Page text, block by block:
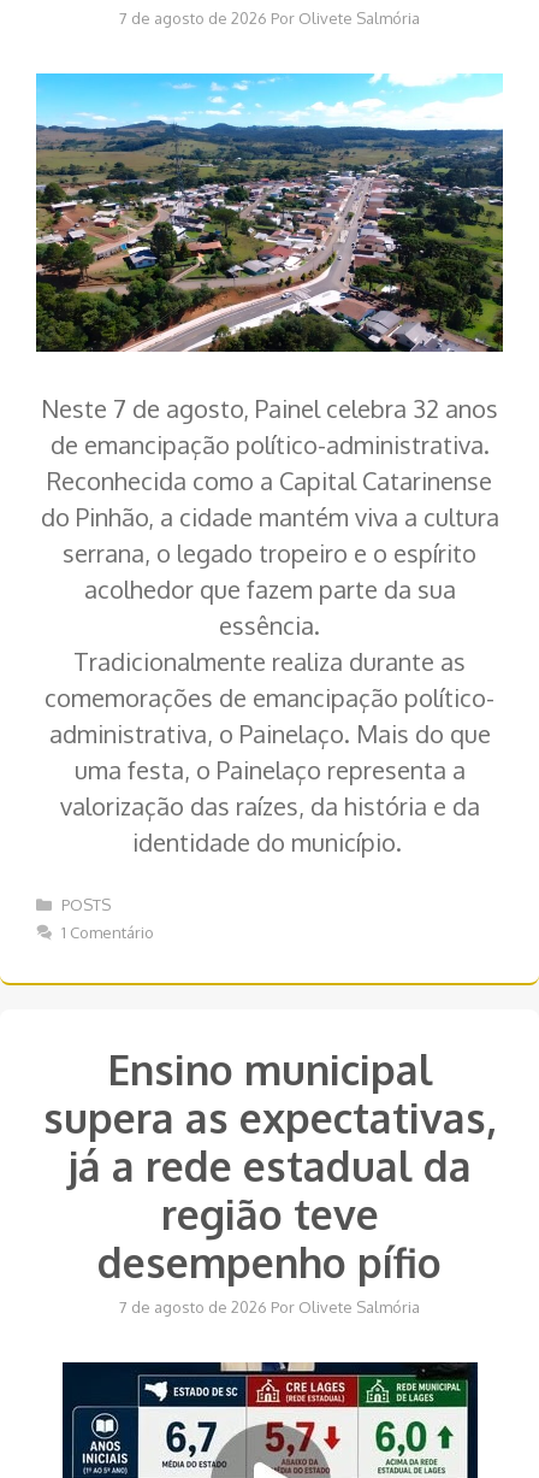
7 de agosto de 2026 Por Olivete Salmória
Neste 7 de agosto, Painel celebra 32 anos
de emancipação político-administrativa.
Reconhecida como a Capital Catarinense
do Pinhão, a cidade mantém viva a cultura
serrana, o legado tropeiro e o espírito
acolhedor que fazem parte da sua
essência.
Tradicionalmente realiza durante as
comemorações de emancipação político-
administrativa, o Painelaço. Mais do que
uma festa, o Painelaço representa a
valorização das raízes, da história e da
identidade do município.
Categorias
POSTS
1 Comentário
Ensino municipal
supera as expectativas,
já a rede estadual da
região teve
desempenho pífio
7 de agosto de 2026 Por Olivete Salmória